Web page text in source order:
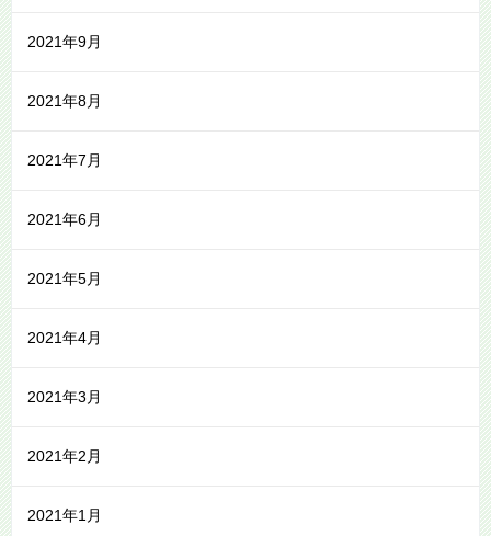
2021年9月
2021年8月
2021年7月
2021年6月
2021年5月
2021年4月
2021年3月
2021年2月
2021年1月